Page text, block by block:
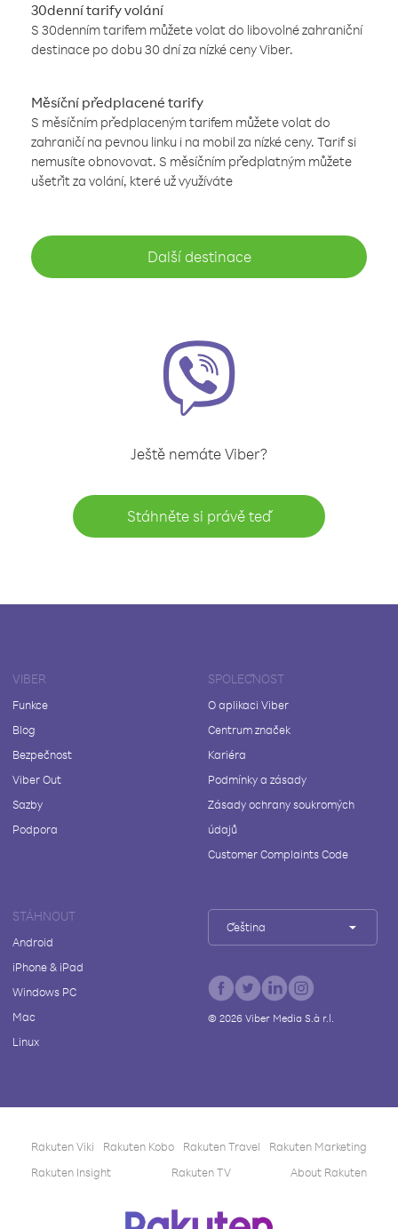
30denní tarify volání
S 30denním tarifem můžete volat do libovolné zahraniční
destinace po dobu 30 dní za nízké ceny Viber.
Měsíční předplacené tarify
S měsíčním předplaceným tarifem můžete volat do
zahraničí na pevnou linku i na mobil za nízké ceny. Tarif si
nemusíte obnovovat. S měsíčním předplatným můžete
ušetřit za volání, které už využíváte
Další destinace
Ještě nemáte Viber?
Stáhněte si právě teď
VIBER
Funkce
Blog
Bezpečnost
Viber Out
Sazby
Podpora
SPOLEČNOST
O aplikaci Viber
Centrum značek
Kariéra
Podmínky a zásady
Zásady ochrany soukromých
údajů
Customer Complaints Code
STÁHNOUT
Android
iPhone & iPad
Windows PC
Mac
Linux
Čeština
© 2026Viber Media S.à r.l.
Rakuten Viki Rakuten Kobo Rakuten Travel
Rakuten Marketing
Rakuten Insight
Rakuten TV About Rakuten